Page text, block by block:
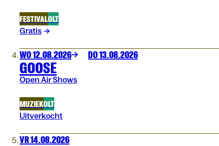
FESTIVALOLT
Gratis
WO 12.08.2026 DO 13.08.2026
GOOSE
Open Air Shows
MUZIEKOLT
Uitverkocht
VR 14.08.2026